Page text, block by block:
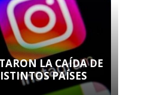
LA CAÍDA DE
PAÍSES